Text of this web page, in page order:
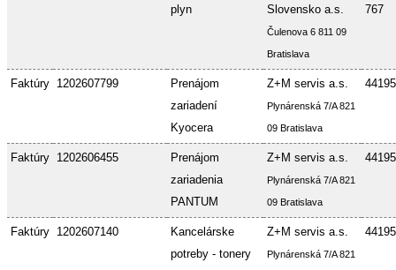
plyn
Slovensko a.s.
Čulenova 6 811 09
Bratislava
767
Faktúry 1202607799
Prenájom
zariadení
Kyocera
Z+M servis a.s.
Plynárenská 7/A 821
09 Bratislava
Faktúry 1202606455
Prenájom
zariadenia
PANTUM
Z+M servis a.s.
Plynárenská 7/A 821
09 Bratislava
Faktúry 1202607140
Kancelárske
potreby - tonery
Z+M servis a.s.
Plynárenská 7/A 821